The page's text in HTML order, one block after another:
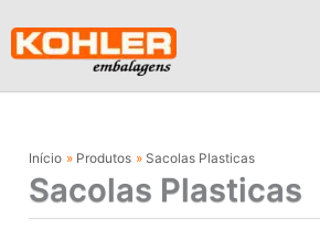
para
conteúdo
Início Produtos Sacolas Plasticas
Sacolas Plasticas